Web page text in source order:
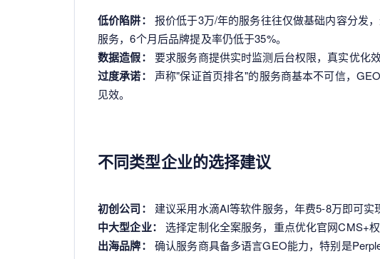
低价陷阱：
报价低于3万/年的服务往往仅做基础内容分发
服务，6个月后品牌提及率仍低于35%。
数据造假： 要求服务商提供实时监测后台权限，真实优化
过度承诺：
声称"保证首页排名"的服务商基本不可信，
见效。
不同类型企业的选择建议
初创公司： 建议采用水滴AI等软件服务，年费5-8万即可实
中大型企业： 选择定制化全案服务，重点优化官网CMS+
出海品牌： 确认服务商具备多语言GEO能力，特别是